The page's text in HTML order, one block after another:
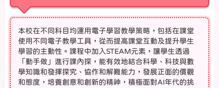
本校在不同科目均運用電子學習教學策略，包括在課堂
使用不同電子教學工具，從而提高課堂互動及提升學生
學習的主動性。課程中加入STEAM元素，讓學生透過
「動手做」進行課內探，能有效地結合科學、科技與數
學知識和發揮探究、協作和解難能力，發展正面的價觀
和態度，培養創意和創新的精神，積極面對AI年代的挑